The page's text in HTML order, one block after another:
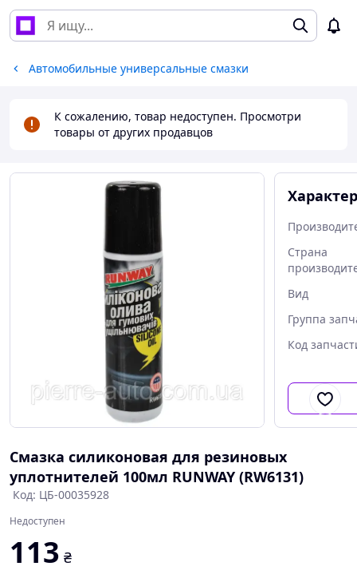
Автомобильные универсальные смазки
К сожалению, товар недоступен. Просмотри
товары от других продавцов
Страна
Вид
Группа
Код
Смазка силиконовая для резиновых
уплотнителей 100мл RUNWAY (RW6131)
Код: ЦБ-00035928
Недоступен
113 ₴